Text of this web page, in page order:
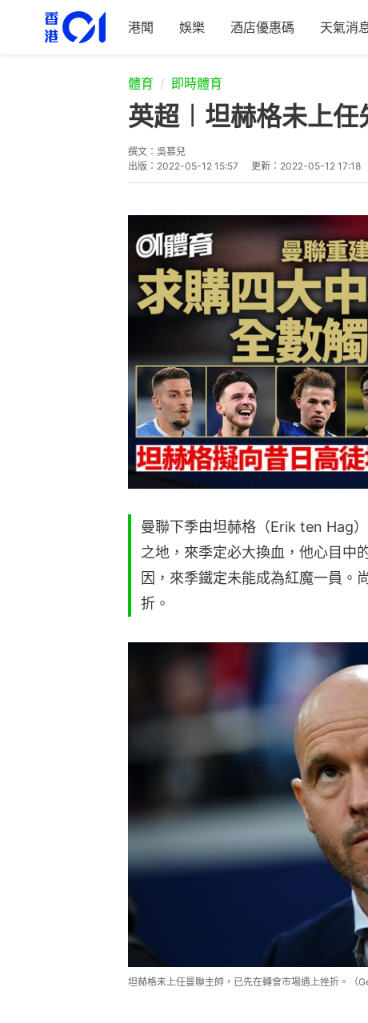
港聞 娛樂 酒店優惠碼 天氣消
體育 即時體育
英超︱坦赫格未上
撰文： 吳慕兒
出版： 2022-05-12 15:57 更新： 2022-05-12 17:18
曼聯下季由坦赫格（Erik ten Hag
之地，來季定必大換血，他心目中
因，來季鐵定未能成為紅魔一員。
折。
坦赫格未上任曼聯主帥，已先在轉會市場遇上挫折。（